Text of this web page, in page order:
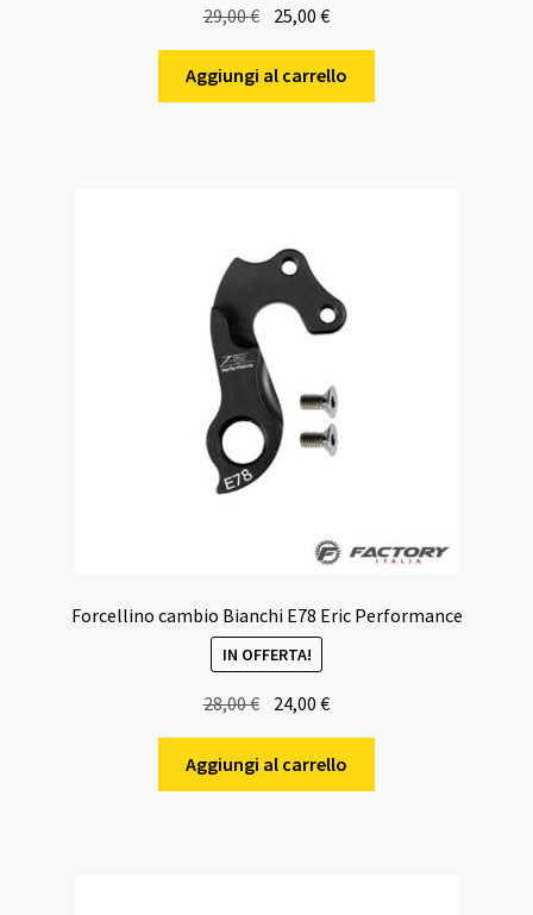
29,00€
originale
era:
25,00€Il
attuale
è:
Aggiungi al carrello
Forcellino cambio Bianchi E78 Eric Performance
IN OFFERTA!
28,00€
prezzo
originale
era:
24,00€Il
prezzo
attuale
è:
Aggiungi al carrello